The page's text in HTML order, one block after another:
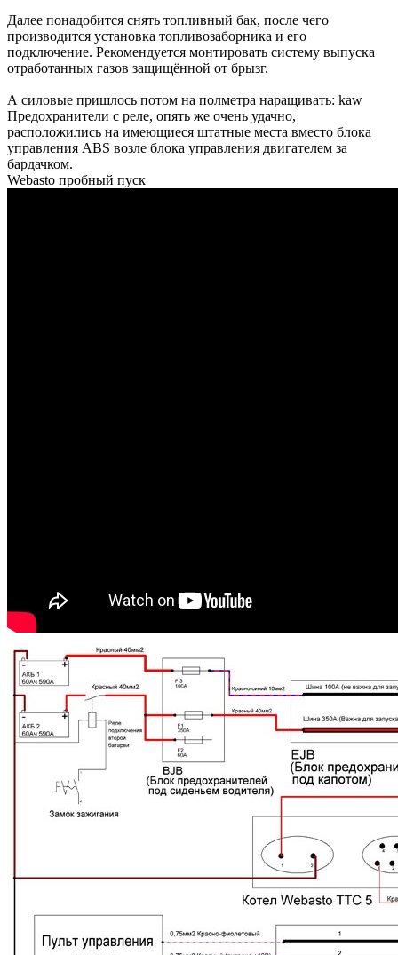
Далее понадобится снять топливный бак, после чего
производится установка топливозаборника и его
подключение. Рекомендуется монтировать систему выпуска
отработанных газов защищённой от брызг.
А силовые пришлось потом на полметра наращивать: kaw
Предохранители с реле, опять же очень удачно,
расположились на имеющиеся штатные места вместо блока
управления ABS возле блока управления двигателем за
бардачком.
Webasto пробный пуск